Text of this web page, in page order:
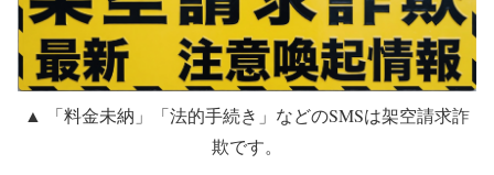
▲ 「料金未納」「法的手続き」などのSMSは架空請求詐
欺です。